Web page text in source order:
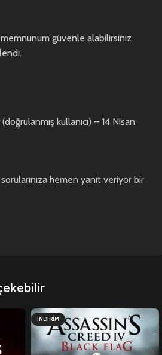
güvenle alabilirsiniz
(doğrulanmış kullanıcı) – 14 Nisan
hemen yanıt veriyor bir
İNDIRIM